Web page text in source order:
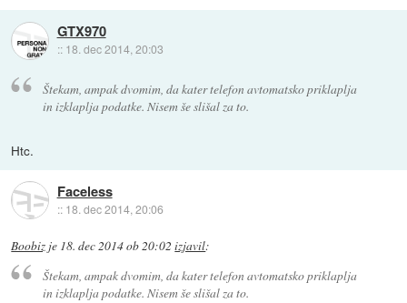
GTX970
:: 18. dec 2014, 20:03
Štekam, ampak dvomim, da kater telefon avtomatsko priklaplja
in izklaplja podatke. Nisem še slišal za to.
Htc.
Faceless
:: 18. dec 2014, 20:06
Boobiz je 18. dec 2014 ob 20:02 izjavil:
Štekam, ampak dvomim, da kater telefon avtomatsko priklaplja
in izklaplja podatke. Nisem še slišal za to.